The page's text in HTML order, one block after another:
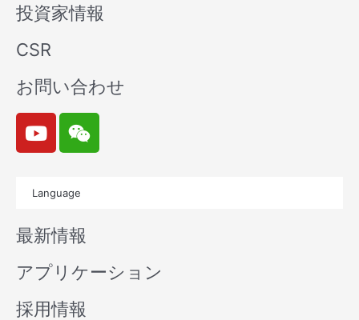
投資家情報
CSR
お問い合わせ
Y
o
u
b
e
W
e
i
n
Language
最新情報
アプリケーション
採用情報